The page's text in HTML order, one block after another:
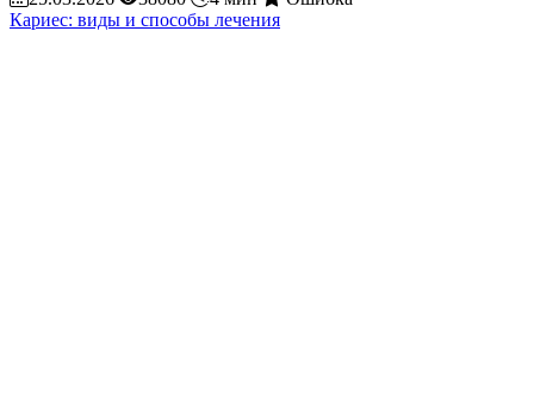
Кариес: виды и способы лечения